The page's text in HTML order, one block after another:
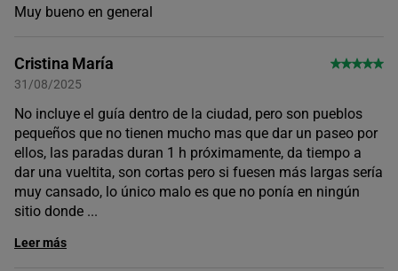
Muy bueno en general
Cristina María
31/08/2025
No incluye el guía dentro de la ciudad, pero son pueblos
pequeños que no tienen mucho mas que dar un paseo por
ellos, las paradas duran 1 h próximamente, da tiempo a
dar una vueltita, son cortas pero si fuesen más largas sería
muy cansado, lo único malo es que no ponía en ningún
sitio donde ...
Leer más